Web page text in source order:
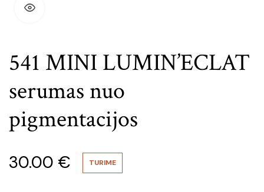
541 MINI LUMIN’ECLAT
serumas nuo
pigmentacijos
30.00 € TURIME